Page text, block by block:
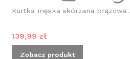
Kurtka męska skórzana brązowa
Cena promocyjna
139,99 zł
Zobacz produkt